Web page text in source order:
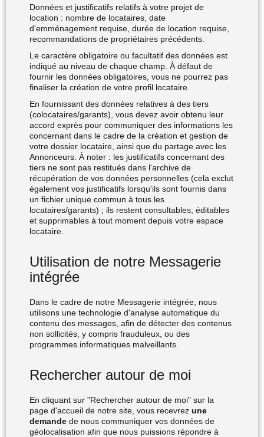
Données et justificatifs relatifs à votre projet de
location : nombre de locataires, date
d'emménagement requise, durée de location requise,
recommandations de propriétaires précédents.
Le caractère obligatoire ou facultatif des données est
indiqué au niveau de chaque champ. À défaut de
fournir les données obligatoires, vous ne pourrez pas
finaliser la création de votre profil locataire.
En fournissant des données relatives à des tiers
(colocataires/garants), vous devez avoir obtenu leur
accord exprès pour communiquer des informations les
concernant dans le cadre de la création et gestion de
votre dossier locataire, ainsi que du partage avec les
Annonceurs. À noter : les justificatifs concernant des
tiers ne sont pas restitués dans l'archive de
récupération de vos données personnelles (cela exclut
également vos justificatifs lorsqu'ils sont fournis dans
un fichier unique commun à tous les
locataires/garants) ; ils restent consultables, éditables
et supprimables à tout moment depuis votre espace
locataire.
Utilisation de notre Messagerie
intégrée
Dans le cadre de notre Messagerie intégrée, nous
utilisons une technologie d'analyse automatique du
contenu des messages, afin de détecter des contenus
non sollicités, y compris frauduleux, ou des
programmes informatiques malveillants.
Rechercher autour de moi
En cliquant sur "Rechercher autour de moi" sur la
page d'accueil de notre site, vous recevrez une
demande de nous communiquer vos données de
géolocalisation afin que nous puissions répondre à